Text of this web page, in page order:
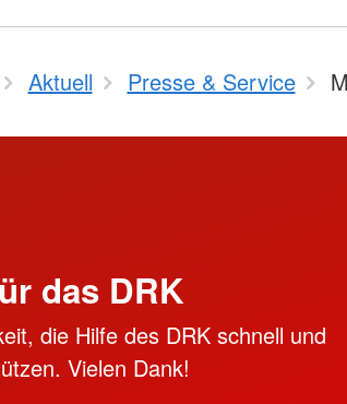
Aktuell Presse & Service
das DRK
die Hilfe des DRK schnell und
Vielen Dank!